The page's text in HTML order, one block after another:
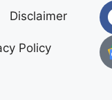
Disclaimer
Policy